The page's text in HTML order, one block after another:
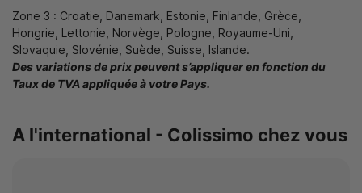
Zone 3 : Croatie, Danemark, Estonie, Finlande, Grèce,
Hongrie, Lettonie, Norvège, Pologne, Royaume-Uni,
Slovaquie, Slovénie, Suède, Suisse, Islande.
Des variations de prix peuvent s’appliquer en fonction du
Taux de TVA appliquée à votre Pays.
A l'international - Colissimo chez vous